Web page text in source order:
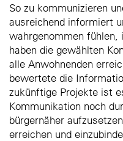
So zu kommunizieren
ausreichend informiert
wahrgenommen
haben die gewählten
alle Anwohnenden
bewertete die
zukünftige Projekte ist
Kommunikation noch
bürgernäher
erreichen und